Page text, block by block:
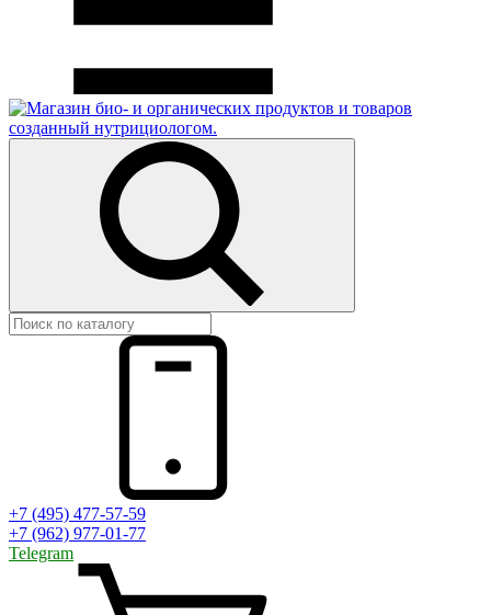
+7 (495) 477-57-59
+7 (962) 977-01-77
Telegram